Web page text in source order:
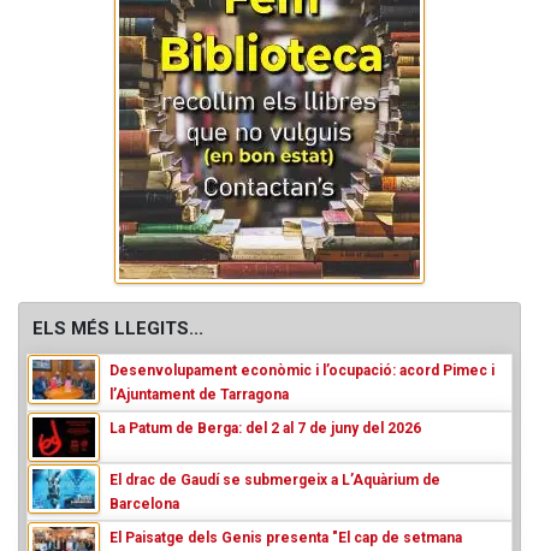
ELS MÉS LLEGITS...
Desenvolupament econòmic i l’ocupació: acord Pimec i
l’Ajuntament de Tarragona
La Patum de Berga: del 2 al 7 de juny del 2026
El drac de Gaudí se submergeix a L’Aquàrium de
Barcelona
El Paisatge dels Genis presenta "El cap de setmana